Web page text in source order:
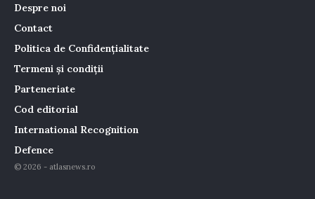
Despre noi
Contact
Politica de Confidențialitate
Termeni și condiții
Parteneriate
Cod editorial
International Recognition
Defence
© 2026 - atlasnews.ro